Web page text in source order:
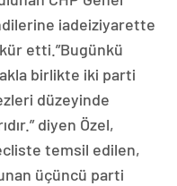
iadeiziyarette
etti.”Bugünkü
birlikte iki parti
düzeyinde
diyen Özel,
temsil edilen,
üçüncü parti